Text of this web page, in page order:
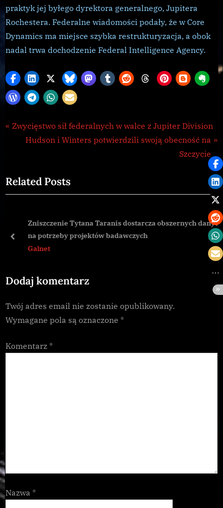
praktyk jej byłego dyrektora generalnego, Jupitera
Rochestera. Federalne wiadomości podały, że w Core
Dynamics ma miejsce szybka restrukturyzacja, a obok
nadal trwa dochodzenie Federal Intelligence Agency.
Galnet
Nawigacja
P
i
o
P
t
Zwycięstwo sił federalnych w walce z Jupiter Division
N
t
P
s
t
Hudson i Winters potwierdzili swoją obecność na
Szczycie
Related Posts
Zniszczenie Tytana Taranis dostarcza obszernych danych
na potrzeby projektów badawczych
Galnet
prev
Dodaj komentarz
Twój adres email nie zostanie opublikowany.
Wymagane pola są oznaczone *
Komentarz *
Nazwa *